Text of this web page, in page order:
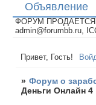
Объявление
ФОРУМ
admin@forumbb.ru,
Привет, Гость!
» Форум о
Деньги Онлайн 4